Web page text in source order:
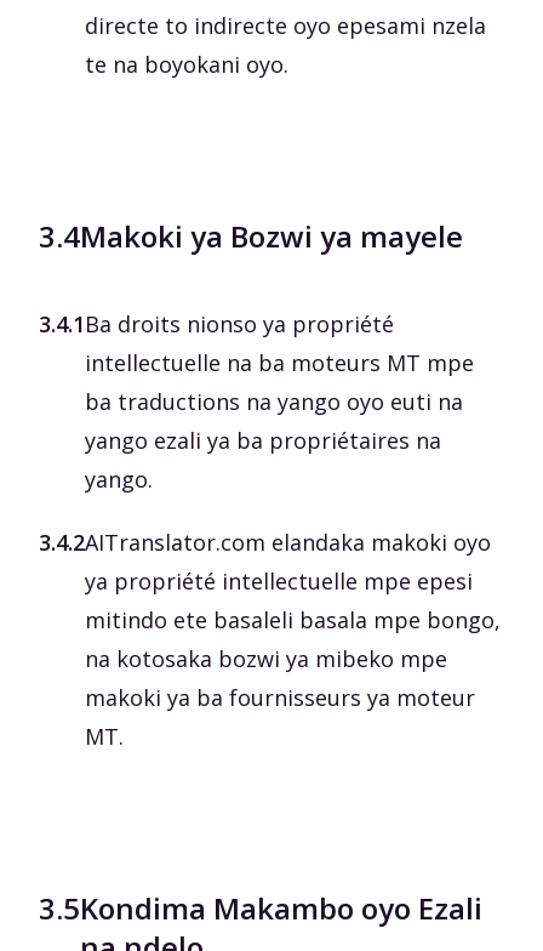
directe to indirecte oyo epesami nzela
te na boyokani oyo.
3.4Makoki ya Bozwi ya mayele
3.4.1Ba droits nionso ya propriété
intellectuelle na ba moteurs MT mpe
ba traductions na yango oyo euti na
yango ezali ya ba propriétaires na
yango.
3.4.2AITranslator.com elandaka makoki oyo
ya propriété intellectuelle mpe epesi
mitindo ete basaleli basala mpe bongo,
na kotosaka bozwi ya mibeko mpe
makoki ya ba fournisseurs ya moteur
MT.
3.5Kondima Makambo oyo Ezali